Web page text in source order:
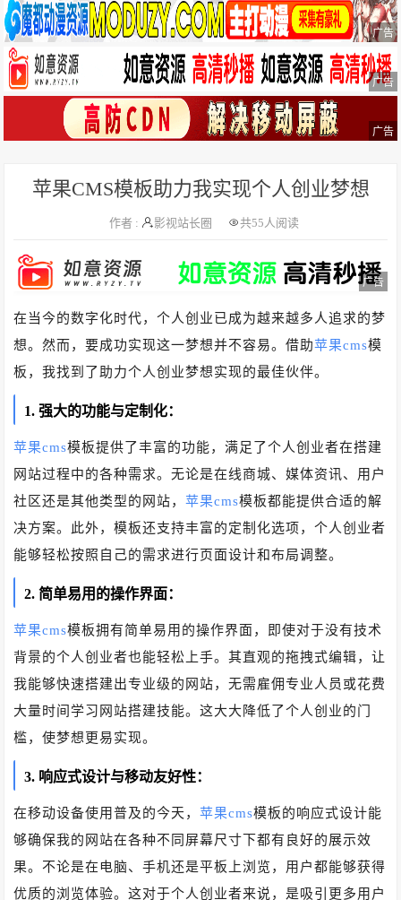
广告
广告
广告
苹果CMS模板助力我实现个人创业梦想
作者 : 影视站长圈 共55人阅读
广告
在当今的数字化时代，个人创业已成为越来越多人追求的梦
想。然而，要成功实现这一梦想并不容易。借助苹果cms模
板，我找到了助力个人创业梦想实现的最佳伙伴。
1. 强大的功能与定制化：
苹果cms模板提供了丰富的功能，满足了个人创业者在搭建
网站过程中的各种需求。无论是在线商城、媒体资讯、用户
社区还是其他类型的网站，苹果cms模板都能提供合适的解
决方案。此外，模板还支持丰富的定制化选项，个人创业者
能够轻松按照自己的需求进行页面设计和布局调整。
2. 简单易用的操作界面：
苹果cms模板拥有简单易用的操作界面，即使对于没有技术
背景的个人创业者也能轻松上手。其直观的拖拽式编辑，让
我能够快速搭建出专业级的网站，无需雇佣专业人员或花费
大量时间学习网站搭建技能。这大大降低了个人创业的门
槛，使梦想更易实现。
3. 响应式设计与移动友好性：
在移动设备使用普及的今天，苹果cms模板的响应式设计能
够确保我的网站在各种不同屏幕尺寸下都有良好的展示效
果。不论是在电脑、手机还是平板上浏览，用户都能够获得
优质的浏览体验。这对于个人创业者来说，是吸引更多用户